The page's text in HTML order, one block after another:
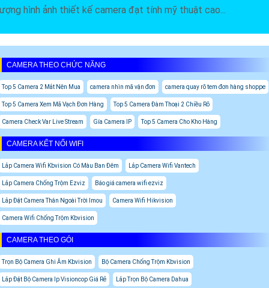
hình ảnh thiết kế camera đạt tính mỹ thuật cao...
CAMERA THEO CHỨC NĂNG
Top 5 Camera 2 Mắt Nên Mua camera nhìn mã vận đơn camera quay rõ tem đơn hàng shoppe
Top 5 Camera Xem Mã Vạch Đơn Hàng Top 5 Camera Đàm Thoại 2 Chiều Rõ
Camera Check Var Live Stream Gía Camera IP Top 5 Camera Cho Kho Hàng
CAMERA KẾT NỐI WIFI
Lắp Camera Wifi Kbvision Có Màu Ban Đêm Lắp Camera Wifi Vantech
Lắp Camera Chống Trộm Ezviz Báo giá camera wifi ezviz
Lắp Đặt Camera Thân Ngoài Trời Imou Camera Wifi Hikvision
Camera Wifi Chống Trộm Kbvision
CAMERA THEO GÓI
Trọn Bộ Camera Ghi Âm Kbvision Bộ Camera Chống Trộm Kbvision
Lắp Đặt Bộ Camera Ip Visioncop Giá Rẻ Lắp Trọn Bộ Camera Dahua